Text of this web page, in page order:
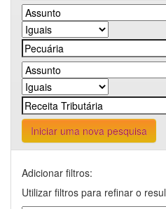
Iniciar uma nova pesquisa
Adicionar filtros:
Utilizar filtros para refinar o